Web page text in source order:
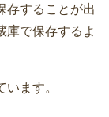
存することが出
庫で保存するよ
ます。